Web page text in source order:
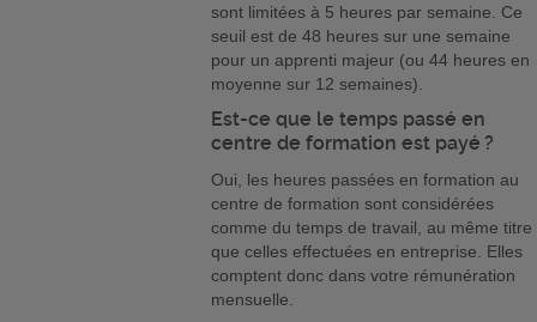
sont limitées à 5 heures par semaine. Ce
seuil est de 48 heures sur une semaine
pour un apprenti majeur (ou 44 heures en
moyenne sur 12 semaines).
Est-ce que le temps passé en
centre de formation est payé ?
Oui, les heures passées en formation au
centre de formation sont considérées
comme du temps de travail, au même titre
que celles effectuées en entreprise. Elles
comptent donc dans votre rémunération
mensuelle.